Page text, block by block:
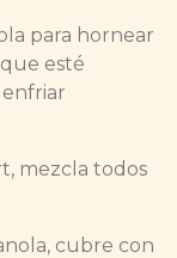
para hornear
esté
mezcla tod os
cubre con